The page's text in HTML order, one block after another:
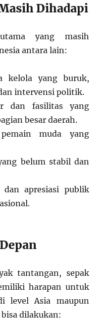
Dihadapi
yang masih
antara lain:
kelola yang buruk,
intervensi politik.
dan fasilitas yang
besar daerah.
muda yang
belum stabil dan
apresiasi publik
tantangan, sepak
harapan untuk
level Asia maupun
dilakukan: